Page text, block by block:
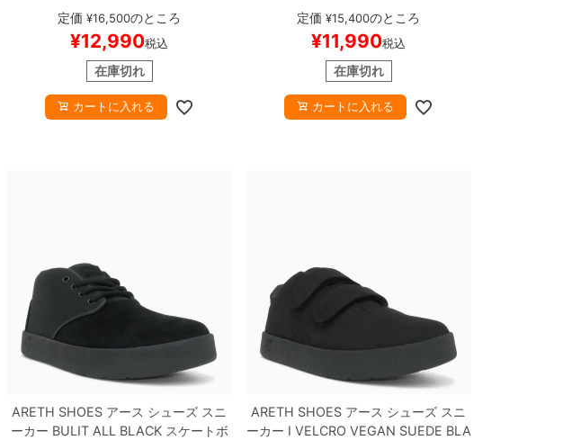
TYSHAWN II x ZACH SARACENO
HITE/BROWNJQ1620スケートボー
ド スケボー
定価 ¥16,500のところ
¥12,990税込
在庫切れ
カートに入れる
BLACK/BLACK
ー
定価 ¥15,400のところ
¥11,990税込
在庫切れ
カートに入れる
ARETH SHOES アース シューズ スニ
ーカー BULITALL BLACKスケートボ
ARETH SHOES アース シューズ スニ
ーカー I VELCRO VEGAN SUEDE BLA